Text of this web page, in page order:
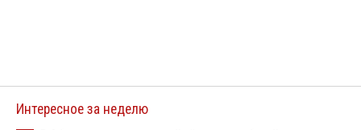
Интересное за неделю